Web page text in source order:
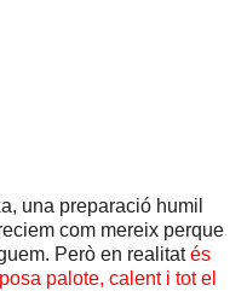
una preparació humil
com mereix perque
Però en realitatés
palote, calent i tot el